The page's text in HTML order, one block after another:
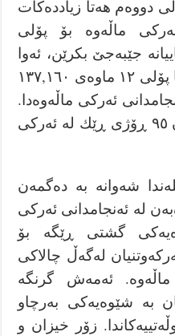
دووەم هەتا زیاددەکات
خولەک ئەرکی ماڵەوە بۆ پۆلی
جێبەجێ بكرێن، ئەوا
قوتابی لە پۆلی یەکەوە هەتا پۆلی ١٢ ماوەی ١٣٧,١٦٠
ئەركی ماڵەوەدا.
كە دەكاتە ٢٢٨٦ كاتژمێر یان ٩٥ ڕۆژی ڕێك لە ئەرکی
شەوانە بە دەگمەن
لە ئەنجامدانی ئەركی
گشتی ڕێگە بۆ
لەگەڵ چالاکی
ماڵەوە. ئەمەش گرنگە
بە شێوەیەكی بەرچاو
زۆر خیزان و